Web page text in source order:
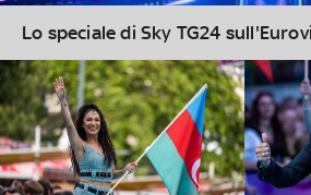
Lo speciale di Sky TG24